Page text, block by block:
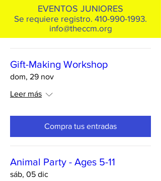
EVENTOS JUNIORES
Se requiere registro. 410-990-1993
info@theccm.org
Gift-Making Workshop
dom, 29 nov
Leer más
Compra tus entradas
Animal Party - Ages 5-11
sáb, 05 dic